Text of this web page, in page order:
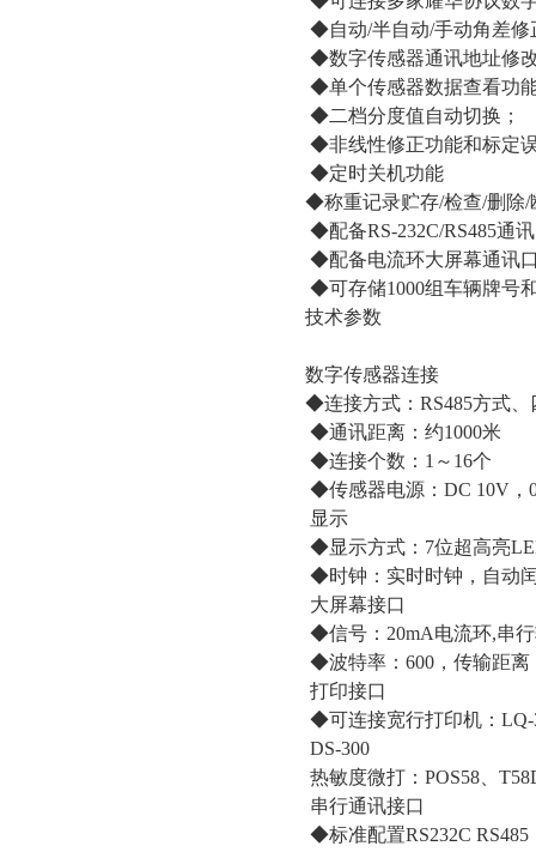
◆自动/半自动/手动角差修
◆数字传感器通讯地址修
◆单个传感器数据查看功
◆二档分度值自动切换；
◆非线性修正功能和标定
◆定时关机功能
◆称重记录贮存/检查/删除/
◆配备RS-232C/RS485通
◆配备电流环大屏幕通讯
◆可存储1000组车辆牌号
技术参数
数字传感器连接
◆连接方式：RS485方式、
◆通讯距离：约1000米
◆连接个数：1～16个
◆传感器电源：DC 10V，
显示
◆显示方式：7位超高亮
◆时钟：实时时钟，自动
大屏幕接口
◆信号：20mA电流环,串
◆波特率：600，传输距离
打印接口
◆可连接宽行打印机：LQ-
DS-300
热敏度微打：POS58、
串行通讯接口
◆标准配置RS232C RS485